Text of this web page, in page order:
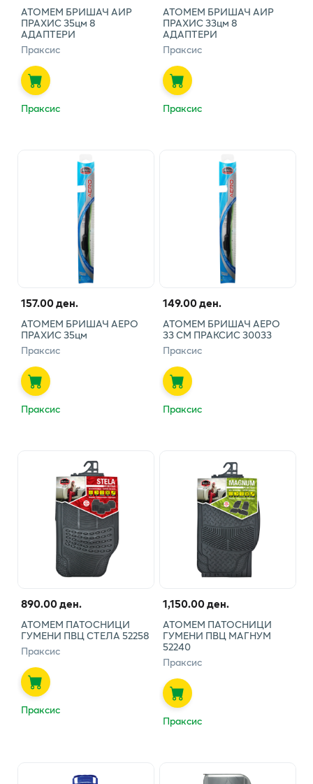
АТОМЕМ БРИШАЧ АИР
ПРАХИС 35цм 8
АДАПТЕРИ
Праксис
Праксис
АТОМЕМ БРИШАЧ АИР
ПРАХИС 33цм 8
АДАПТЕРИ
Праксис
Праксис
157.00 ден.
АТОМЕМ БРИШАЧ АЕРО
ПРАХИС 35цм
Праксис
Праксис
149.00 ден.
АТОМЕМ БРИШАЧ АЕРО
33 СМ ПРАКСИС 30033
Праксис
Праксис
890.00 ден.
АТОМЕМ ПАТОСНИЦИ
ГУМЕНИ ПВЦ СТЕЛА 52258
Праксис
Праксис
1,150.00 ден.
АТОМЕМ ПАТОСНИЦИ
ГУМЕНИ ПВЦ МАГНУМ
52240
Праксис
Праксис